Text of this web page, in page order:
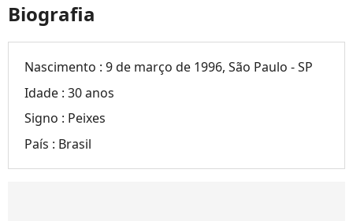
Biografia
Nascimento :9 de março de 1996, São Paulo - SP
Idade :30 anos
Signo : Peixes
País : Brasil